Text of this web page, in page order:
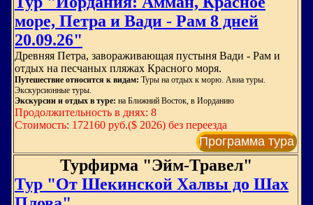
море, Петра и Вади - Рам 8 дней
20.09.26"
Древняя Петра, завораживающая пустыня Вади - Рам и
отдых на песчаных пляжах Красного моря.
Путешествие относится к видам: Туры на отдых к морю. Авиа туры.
Экскурсионные туры.
Экскурсии и отдых в туре: на Ближний Восток, в Иорданию
Продолжительность в днях: 8
Стоимость: 172160 руб.($ 2026) без переезда
Программа тура
Турфирма "Эйм-Травел"
Тур "От Шекинской Халвы до Шах